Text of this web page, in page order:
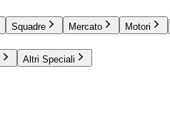
Squadre Mercato Motori
Altri Speciali